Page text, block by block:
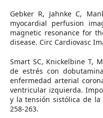
Gebker R, Jahnke C,
myocardial perfusion
magnetic resonance for
disease. Circ Cardiovasc
Smart SC, Knickelbine T,
de estrés con
enfermedad arterial
ventricular izquierda.
y la tensión sistólica de
258-263.